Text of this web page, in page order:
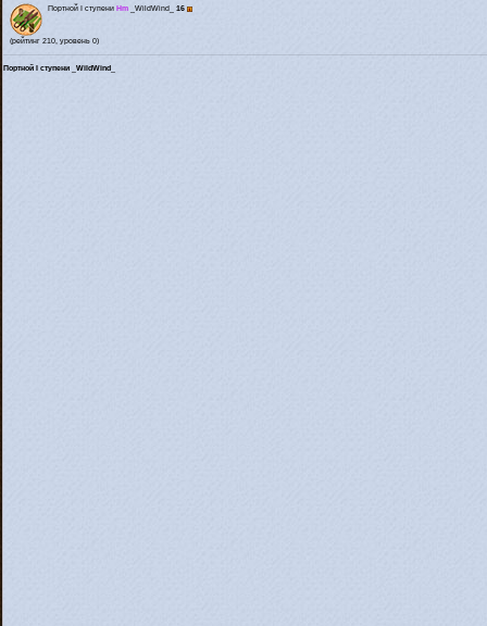
Портной I ступени Hm _WildWind_ 16
(рейтинг 210, уровень 0)
Портной I ступени _WildWind_